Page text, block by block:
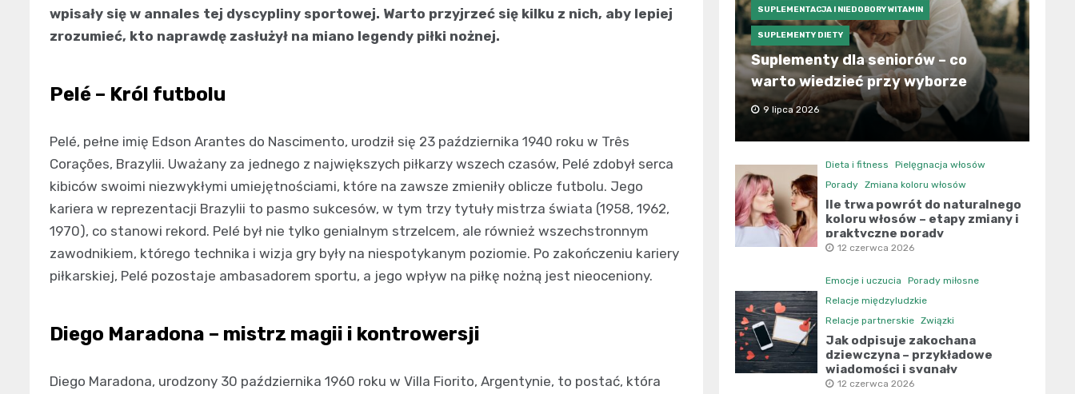
wpisały się w annales tej dyscypliny sportowej. Warto przyjrzeć się kilku z nich, aby lepiej
zrozumieć, kto naprawdę zasłużył na miano legendy piłki nożnej.
Pelé – Król futbolu
Pelé, pełne imię Edson Arantes do Nascimento, urodził się 23 października 1940 roku w Três
Corações, Brazylii. Uważany za jednego z największych piłkarzy wszech czasów, Pelé zdobył serca
kibiców swoimi niezwykłymi umiejętnościami, które na zawsze zmieniły oblicze futbolu. Jego
kariera w reprezentacji Brazylii to pasmo sukcesów, w tym trzy tytuły mistrza świata (1958, 1962,
1970), co stanowi rekord. Pelé był nie tylko genialnym strzelcem, ale również wszechstronnym
zawodnikiem, którego technika i wizja gry były na niespotykanym poziomie. Po zakończeniu kariery
piłkarskiej, Pelé pozostaje ambasadorem sportu, a jego wpływ na piłkę nożną jest nieoceniony.
Diego Maradona – mistrz magii i kontrowersji
Diego Maradona, urodzony 30 października 1960 roku w Villa Fiorito, Argentynie, to postać, która
SUPLEMENTACJA I NIEDOBORY WITAMIN
SUPLEMENTY DIETY
Suplementy dla seniorów – co
warto wiedzieć przy wyborze
9 lipca 2026
Dieta i fitness
Pielęgnacja włosów
Porady Zmiana koloru włosów
Ile trwa powrót do naturalnego
koloru włosów – etapy zmiany i
praktyczne porady
12 czerwca 2026
Emocje i uczucia
Porady miłosne
Relacje międzyludzkie
Relacje partnerskie Związki
Jak odpisuje zakochana
dziewczyna – przykładowe
wiadomości i sygnały
12 czerwca 2026